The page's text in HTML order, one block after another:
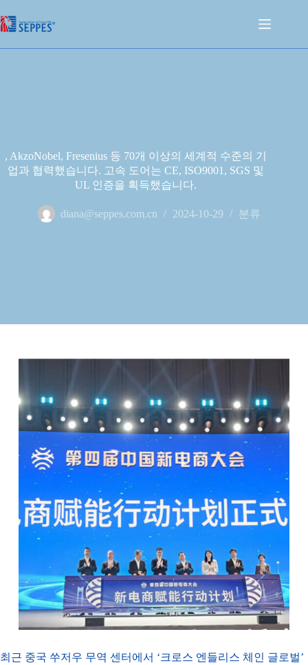
, AkzoNobel, Fresenius 등 70개 이상의 세계적 수준의 기
업과 협력했습니다. 고속 도어는 CE, ISO9001, SGS 및
UL 인증을 획득했습니다.
diana@seppes.com.cn 2024-10-29 분류
최근 중국 쑤저우 무역 센터에서 ‘크로스 엔들리스 체인 글로벌’